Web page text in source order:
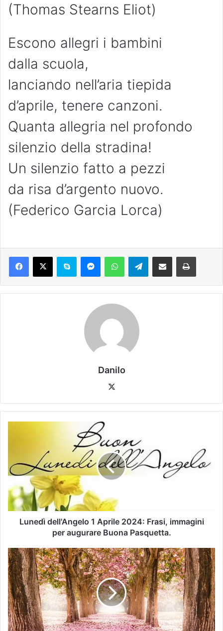
(Thomas Stearns Eliot)
Escono allegri i bambini
dalla scuola,
lanciando nell’aria tiepida
d’aprile, tenere canzoni.
Quanta allegria nel profondo
silenzio della stradina!
Un silenzio fatto a pezzi
da risa d’argento nuovo.
(Federico Garcia Lorca)
Danilo
Lunedì dell'Angelo 1 Aprile 2024: Frasi, immagini
per augurare Buona Pasquetta.